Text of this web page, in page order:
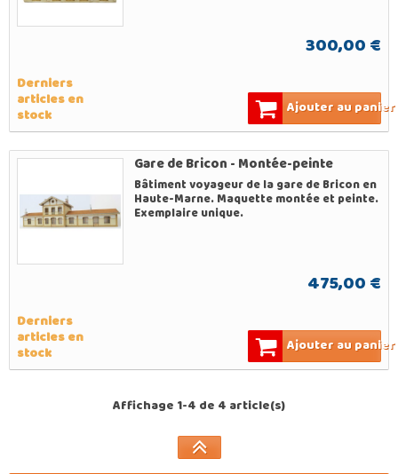
300,00 €
Derniers
articles en
stock Ajouter au panier
Gare de Bricon - Montée-peinte
Bâtiment voyageur de la gare de Bricon en
Haute-Marne. Maquette montée et peinte.
Exemplaire unique.
475,00 €
Derniers
articles en
stock Ajouter au panier
Affichage 1-4 de 4 article(s)